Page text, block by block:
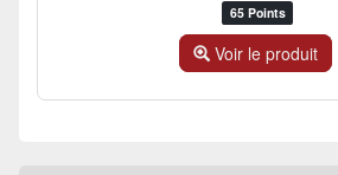
65 Points
Voir le produit